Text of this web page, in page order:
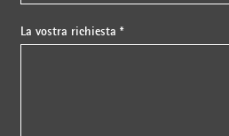
La vostra richiesta *